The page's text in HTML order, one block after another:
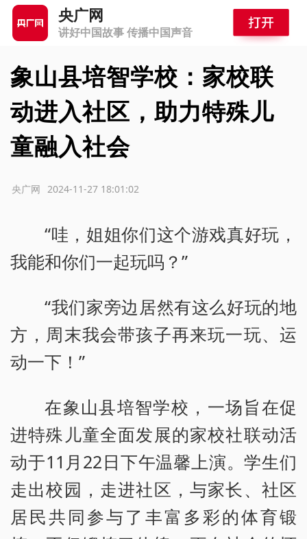
央广网
讲好中国故事 传播中国声音
象山县培智学校：家校联
动进入社区，助力特殊儿
童融入社会
2024-11-27 18:01:02
央广网
“哇，姐姐你们这个游戏真好玩，
我能和你们一起玩吗？”
“我们家旁边居然有这么好玩的地
方，周末我会带孩子再来玩一玩、运
动一下！”
在象山县培智学校，一场旨在促
进特殊儿童全面发展的家校社联动活
动于11月22日下午温馨上演。学生们
走出校园，走进社区，与家长、社区
居民共同参与了丰富多彩的体育锻